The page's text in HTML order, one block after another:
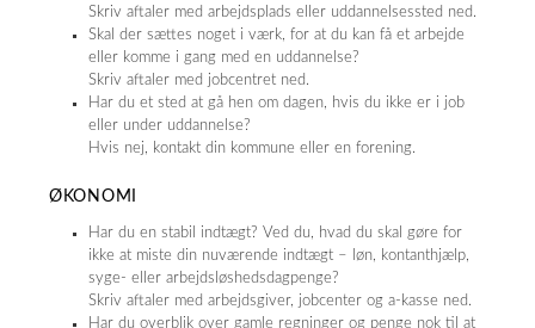
Skriv aftaler med arbejdsplads eller uddannelsessted ned.
Skal der sættes noget i værk, for at du kan få et arbejde
eller komme i gang med en uddannelse?
Skriv aftaler med jobcentret ned.
Har du et sted at gå hen om dagen, hvis du ikke er i job
eller under uddannelse?
Hvis nej, kontakt din kommune eller en forening.
ØKONOMI
Har du en stabil indtægt? Ved du, hvad du skal gøre for
ikke at miste din nuværende indtægt – løn, kontanthjælp,
syge- eller arbejdsløshedsdagpenge?
Skriv aftaler med arbejdsgiver, jobcenter og a-kasse ned.
Har du overblik over gamle regninger og penge nok til at